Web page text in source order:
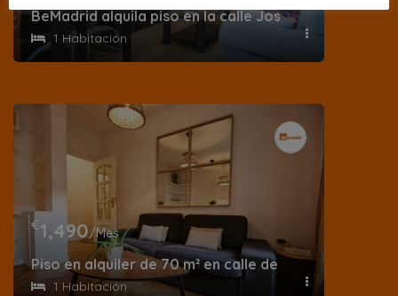
BeMadrid alquila piso en la calle José Ortega y
1 Habitación
€1,490/Mes
Piso en alquiler de 70 m² en calle de la Virtudes
1 Habitación